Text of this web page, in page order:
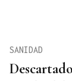
SANIDAD